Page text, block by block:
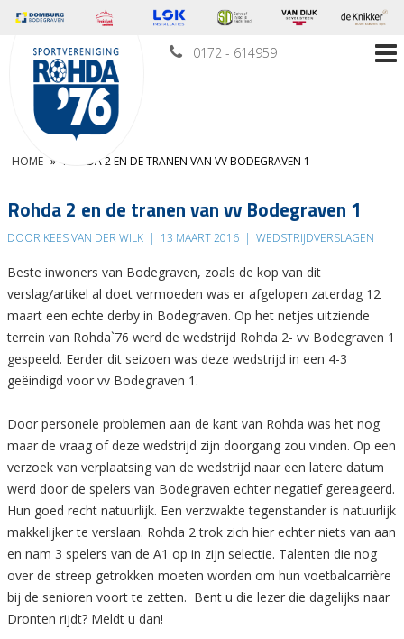
0172 - 614959
HOME » ROHDA 2 EN DE TRANEN VAN VV BODEGRAVEN 1
Rohda 2 en de tranen van vv Bodegraven 1
DOOR KEES VAN DER WILK | 13 MAART 2016 | WEDSTRIJDVERSLAGEN
Beste inwoners van Bodegraven, zoals de kop van dit
verslag/artikel al doet vermoeden was er afgelopen zaterdag 12
maart een echte derby in Bodegraven. Op het netjes uitziende
terrein van Rohda`76 werd de wedstrijd Rohda 2- vv Bodegraven 1
gespeeld. Eerder dit seizoen was deze wedstrijd in een 4-3
geëindigd voor vv Bodegraven 1.
Door personele problemen aan de kant van Rohda was het nog
maar de vraag of deze wedstrijd zijn doorgang zou vinden. Op een
verzoek van verplaatsing van de wedstrijd naar een latere datum
werd door de spelers van Bodegraven echter negatief gereageerd.
Hun goed recht natuurlijk. Een verzwakte tegenstander is natuurlijk
makkelijker te verslaan. Rohda 2 trok zich hier echter niets van aan
en nam 3 spelers van de A1 op in zijn selectie. Talenten die nog
over de streep getrokken moeten worden om hun voetbalcarrière
bij de senioren voort te zetten. Bent u die lezer die dagelijks naar
Dronten rijdt? Meldt u dan!